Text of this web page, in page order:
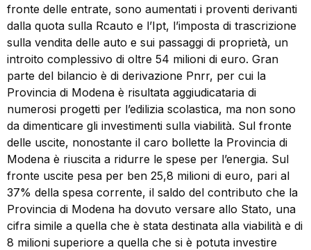
fronte delle entrate, sono aumentati i proventi derivanti
dalla quota sulla Rcauto e l’Ipt, l’imposta di trascrizione
sulla vendita delle auto e sui passaggi di proprietà, un
introito complessivo di oltre 54 milioni di euro. Gran
parte del bilancio è di derivazione Pnrr, per cui la
Provincia di Modena è risultata aggiudicataria di
numerosi progetti per l’edilizia scolastica, ma non sono
da dimenticare gli investimenti sulla viabilità. Sul fronte
delle uscite, nonostante il caro bollette la Provincia di
Modena è riuscita a ridurre le spese per l’energia. Sul
fronte uscite pesa per ben 25,8 milioni di euro, pari al
37% della spesa corrente, il saldo del contributo che la
Provincia di Modena ha dovuto versare allo Stato, una
cifra simile a quella che è stata destinata alla viabilità e di
8 milioni superiore a quella che si è potuta investire